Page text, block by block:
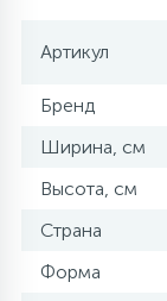
Артикул
Бренд
Ширина, см
Высота, см
Страна
Форма